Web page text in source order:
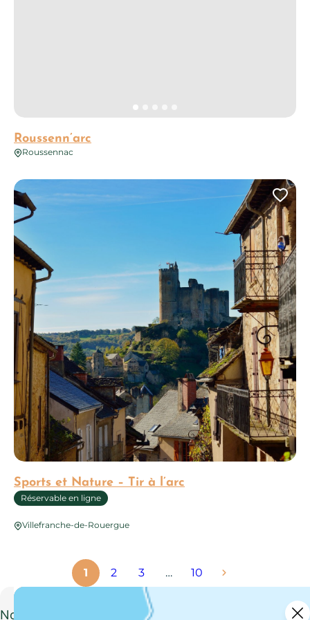
Roussenn’arc
Roussennac
Sports et Nature – Tir à l’arc
Réservable en ligne
Villefranche-de-Rouergue
1 2 3 … 10
Nouvelle activité pour les familles